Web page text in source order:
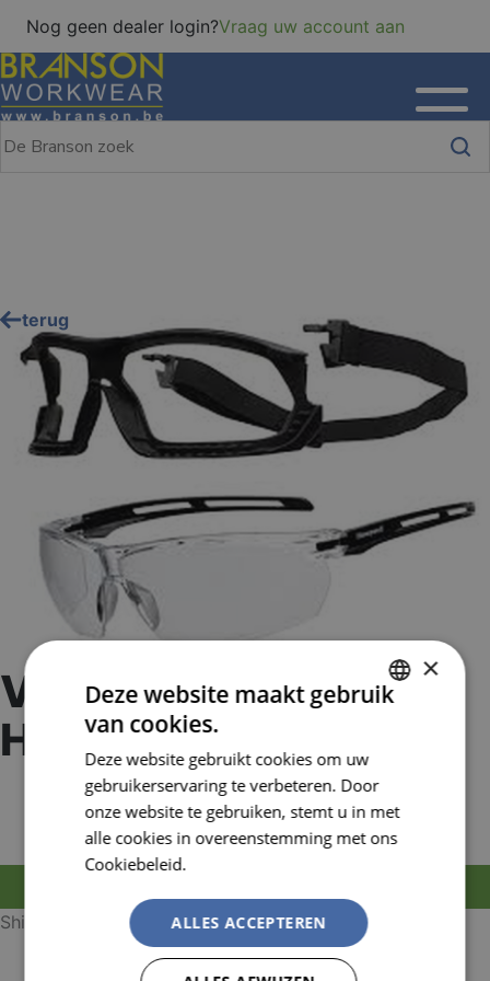
Nog geen dealer login?Vraag uw account aan
terug
Veiligheidsbril Tirade
Helder
Artikelnummer:HON1036830
3603830368301
ShieldPlus® fog-resistant (80s)
×
Deze website maakt gebruik
van cookies.
Deze website gebruikt cookies om uw
gebruikerservaring te verbeteren. Door
onze website te gebruiken, stemt u in met
alle cookies in overeenstemming met ons
Cookiebeleid.
ALLES ACCEPTEREN